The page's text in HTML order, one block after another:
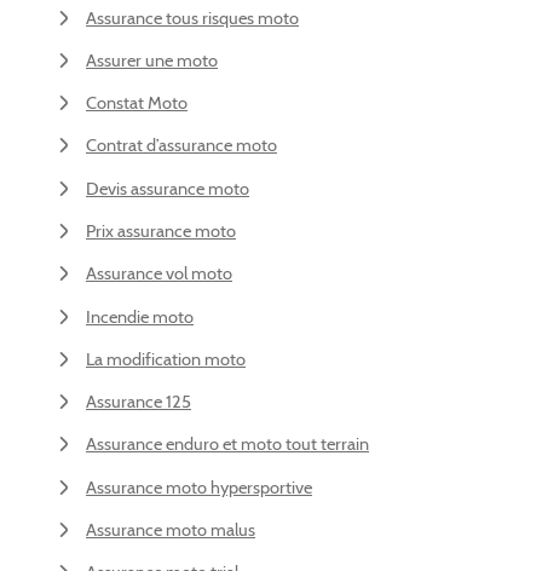
Assurance tous risques moto
Assurer une moto
Constat Moto
Contrat d’assurance moto
Devis assurance moto
Prix assurance moto
Assurance vol moto
Incendie moto
La modification moto
Assurance 125
Assurance enduro et moto tout terrain
Assurance moto hypersportive
Assurance moto malus